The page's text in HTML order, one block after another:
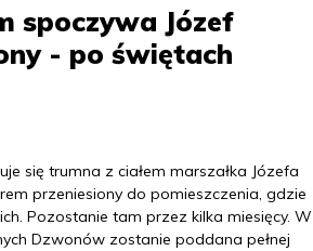
spoczywa Józef
- po świętach
się trumna z ciałem marszałka Józefa
przeniesiony do pomieszczenia, gdzie
Pozostanie tam przez kilka miesięcy. W
Dzwonów zostanie poddana pełnej